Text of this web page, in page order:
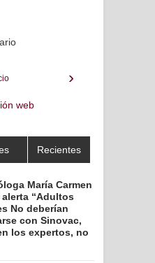
›
web
Recientes
María Carmen
alerta “Adultos
No deberían
con Sinovac,
los expertos, no